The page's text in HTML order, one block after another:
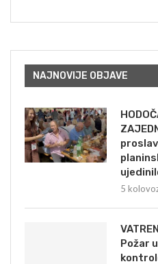
NAJNOVIJE OBJAVE
5
Požar